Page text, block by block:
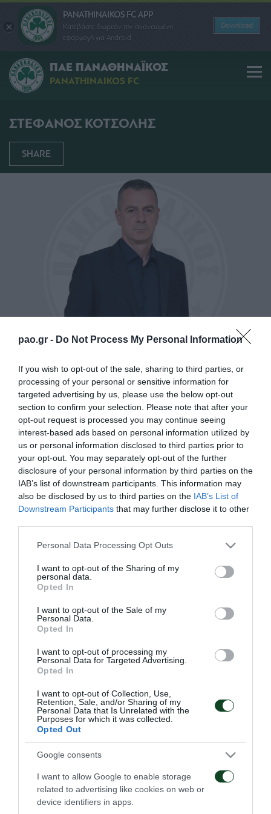
pao.gr - Do Not Process My Personal Information
If you wish to opt-out of the sale, sharing to third parties, or
processing of your personal or sensitive information for
targeted advertising by us, please use the below opt-out
section to confirm your selection. Please note that after your
opt-out request is processed you may continue seeing
interest-based ads based on personal information utilized by
us or personal information disclosed to third parties prior to
your opt-out. You may separately opt-out of the further
disclosure of your personal information by third parties on the
IAB’s list of downstream participants. This information may
also be disclosed by us to third parties on the IAB’s List of
Downstream Participants that may further disclose it to other
Please note that this website/app uses one or more Google
not limited to your visit or usage behaviour. You may click to
grant or deny consent to Google and its third-party tags to
use your data for below specified purposes in below Google
consent section.
Personal Data Processing Opt Outs
I want to opt-out of the Sharing of my
personal data.
Opted In
I want to opt-out of the Sale of my
Personal Data.
Opted In
I want to opt-out of processing my
Personal Data for Targeted Advertising.
Opted In
I want to opt-out of Collection, Use,
Retention, Sale, and/or Sharing of my
Personal Data that Is Unrelated with the
Purposes for which it was collected.
Opted Out
Google consents
I want to allow Google to enable storage
related to advertising like cookies on web or
device identifiers in apps.
PANATHINAIKOS FC APP
Κατεβάστε δωρεάν την ανανεωμένη
εφαρμογή για Android
Download
ΠΑΕ ΠΑΝΑΘΗΝΑΪΚΟΣ
PANATHINAIKOS FC
ΣΤΕΦΑΝΟΣ ΚΟΤΣΟΛΗΣ
SHARE
Γέννημα – θρέμμα των ακαδημιών του
Παναθηναϊκού με προσφορά επί σειρά ετών στο
Τριφύλλι από τη θέση του τερματοφύλακα, ο
Στέφανος Κοτσόλης επέστρεψε στο σπίτι του!
Η διαδρομή του Στέφανου Κοτσόλη ως
ποδοσφαιριστή είναι άμεσα συνυφασμένη με τον
Παναθηναϊκό. Από μικρή ηλικία εντάχθηκε στην
ακαδημία του Παναθηναϊκού και υπό τις οδηγίες του
εκ των κορυφαίων Ελλήνων τερματοφυλάκων, Τάκη
Οικονομόπουλου, εξελίχθηκε και έφτασε στην πρώτη
ομάδα τον Ιανουάριο του 1998 σε ηλικία 19 ετών!
Το 2004 στέφθηκε νταμπλούχος με τον
Παναθηναϊκό, παίζοντας μάλιστα στα καθοριστικά
ολοκλήρωσε την πρώτη ποδοσφαιρική θητεία του
στο Τριφύλλι.
Επέστρεψε στον Παναθηναϊκό τον Φεβρουάριο του
2011 και παρέμεινε έως το τέλος της καριέρας του,
το καλοκαίρι του 2017 σε ηλικία 38 ετών,
κατακτώντας ως βασικό στέλεχος της ομάδας το
Κύπελλο Ελλάδας του 2014.
Διατέλεσε τεχνικός διευθυντής της Κηφισιάς για μία